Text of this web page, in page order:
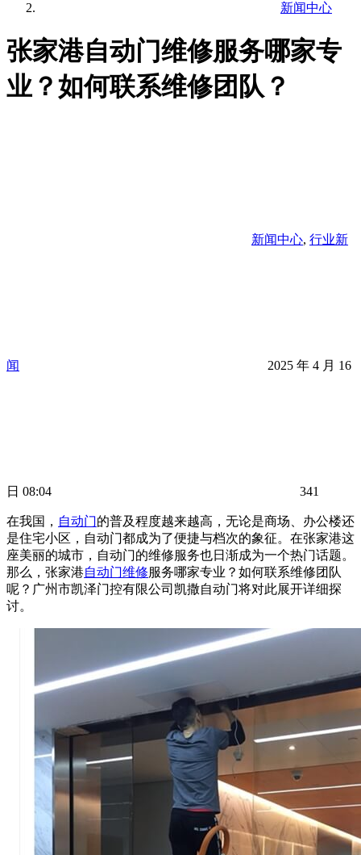
新闻中心
张家港自动门维修服务哪家专
业？如何联系维修团队？
新闻中心, 行业新
闻 2025 年 4 月 16
日 08:04 341
在我国， 自动门的普及程度越来越高，无论是商场、办公楼还
是住宅小区，自动门都成为了便捷与档次的象征。在张家港这
座美丽的城市，自动门的维修服务也日渐成为一个热门话题。
那么，张家港自动门维修服务哪家专业？如何联系维修团队
呢？广州市凯泽门控有限公司凯撒自动门将对此展开详细探
讨。